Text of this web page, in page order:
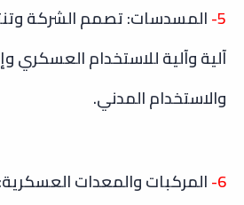
5- المسدسات: تصمم الشركة
آلية وآلية للاستخدام العسكري
والاستخدام المدني.
6- المركبات والمعدات